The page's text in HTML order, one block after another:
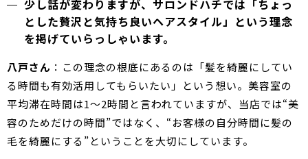
少し話が変わりますが、サロンドハチでは「ちょっ
とした贅沢と気持ち良いヘアスタイル」という理念
を掲げていらっしゃいます。
八戸さん ：この理念の根底にあるのは「髪を綺麗にしてい
る時間も有効活用してもらいたい」という想い。美容室の
平均滞在時間は1～2時間と言われていますが、当店では“美
容のためだけの時間”ではなく、“お客様の自分時間に髪の
毛を綺麗にする”ということを大切にしています。